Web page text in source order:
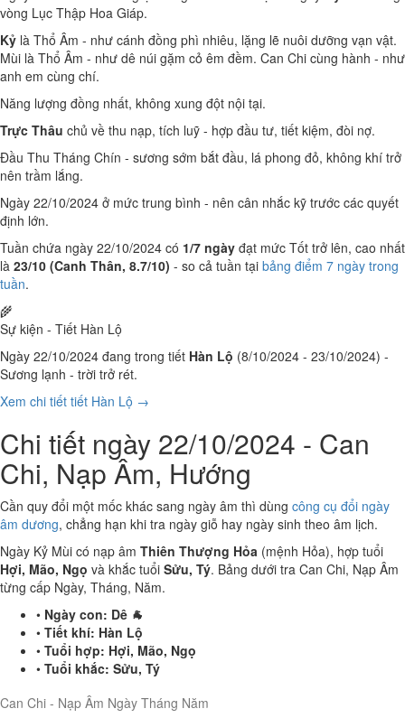
vòng Lục Thập Hoa Giáp.
Kỷ là Thổ Âm - như cánh đồng phì nhiêu, lặng lẽ nuôi dưỡng vạn vật.
Mùi là Thổ Âm - như dê núi gặm cỏ êm đềm. Can Chi cùng hành - như
anh em cùng chí.
Năng lượng đồng nhất, không xung đột nội tại.
Trực Thâu chủ về thu nạp, tích luỹ - hợp đầu tư, tiết kiệm, đòi nợ.
Đầu Thu Tháng Chín - sương sớm bắt đầu, lá phong đỏ, không khí trở
nên trầm lắng.
Ngày 22/10/2024 ở mức trung bình - nên cân nhắc kỹ trước các quyết
định lớn.
Tuần chứa ngày 22/10/2024 có 1/7 ngày đạt mức Tốt trở lên, cao nhất
là 23/10 (Canh Thân, 8.7/10) - so cả tuần tại bảng điểm 7 ngày trong
tuần.
🌾
Sự kiện - Tiết Hàn Lộ
Ngày 22/10/2024 đang trong tiết Hàn Lộ (8/10/2024 - 23/10/2024) -
Sương lạnh - trời trở rét.
Xem chi tiết tiết Hàn Lộ →
Chi tiết ngày 22/10/2024 - Can
Chi, Nạp Âm, Hướng
Cần quy đổi một mốc khác sang ngày âm thì dùng công cụ đổi ngày
âm dương, chẳng hạn khi tra ngày giỗ hay ngày sinh theo âm lịch.
Ngày Kỷ Mùi có nạp âm Thiên Thượng Hỏa (mệnh Hỏa), hợp tuổi
Hợi, Mão, Ngọ và khắc tuổi Sửu, Tý. Bảng dưới tra Can Chi, Nạp Âm
từng cấp Ngày, Tháng, Năm.
• Ngày con: Dê 🐐
• Tiết khí: Hàn Lộ
• Tuổi hợp: Hợi, Mão, Ngọ
• Tuổi khắc: Sửu, Tý
Can Chi - Nạp Âm Ngày Tháng Năm